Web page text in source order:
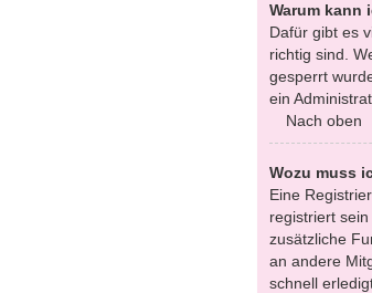
Warum kann
Dafür gibt es
richtig sind.
gesperrt
ein
Nach oben
Wozu muss
Eine
registriert
zusätzliche
an andere
schnell